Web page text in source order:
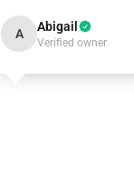
A Abigail
Verified owner